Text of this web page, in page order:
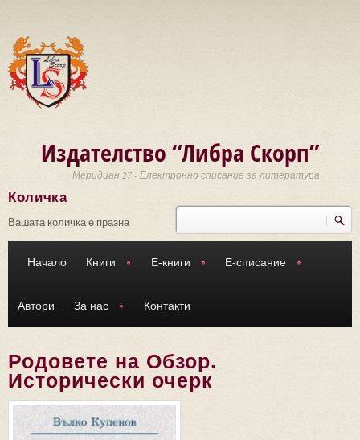
Издателство “Либра Скорп”
Меридиан 27 - Електронно списание за литература
Търси
Количка
Вашата количка е празна
Начало Книги Е-книги Е-списание
Автори За нас Контакти
Родовете на Обзор.
Исторически очерк